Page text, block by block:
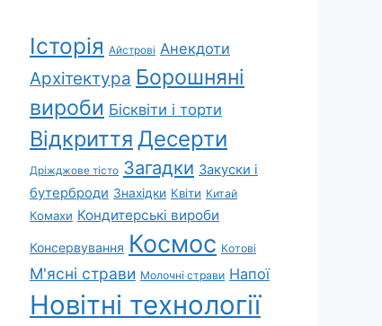
Історія Айстрові Анекдоти
Архітектура Борошняні
вироби Бісквіти і торти
Відкриття Десерти
Дріжджове тісто Загадки Закуски і
бутерброди Знахідки Квіти Китай
Комахи Кондитерські вироби
Консервування Космос Котові
М'ясні страви Молочні страви Напої
Новітні технології